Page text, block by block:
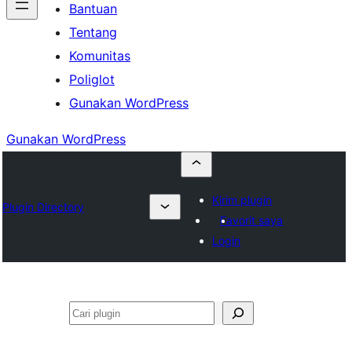
Bantuan
Tentang
Komunitas
Poliglot
Gunakan WordPress
Gunakan WordPress
Plugin Directory
Kirim plugin
Favorit saya
Login
Cari